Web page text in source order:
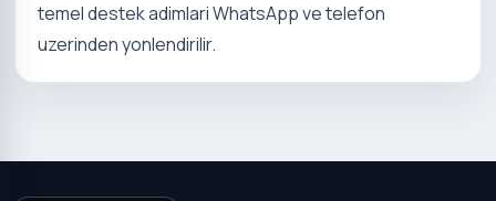
temel destek adimlari WhatsApp ve telefon
uzerinden yonlendirilir.